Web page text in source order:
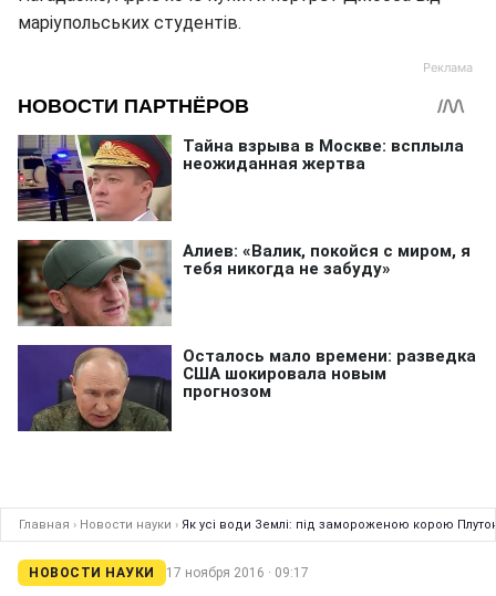
маріупольських студентів.
Главная › Новости науки › Як усі води Землі: під замороженою корою
НОВОСТИ НАУКИ 17 ноября 2016 · 09:17